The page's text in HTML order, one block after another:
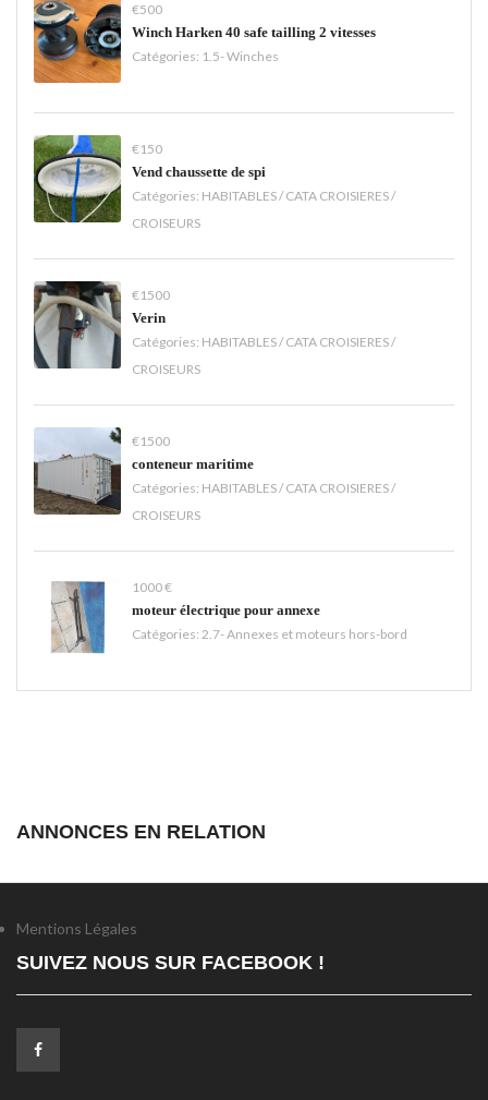
€500
Winch Harken 40 safe tailling 2 vitesses
Catégories: 1.5- Winches
€150
Vend chaussette de spi
Catégories: HABITABLES / CATA CROISIERES /
CROISEURS
€1500
Verin
Catégories: HABITABLES / CATA CROISIERES /
CROISEURS
€1500
conteneur maritime
Catégories: HABITABLES / CATA CROISIERES /
CROISEURS
1000 €
moteur électrique pour annexe
Catégories: 2.7- Annexes et moteurs hors-bord
ANNONCES EN RELATION
Mentions Légales
SUIVEZ NOUS SUR FACEBOOK !